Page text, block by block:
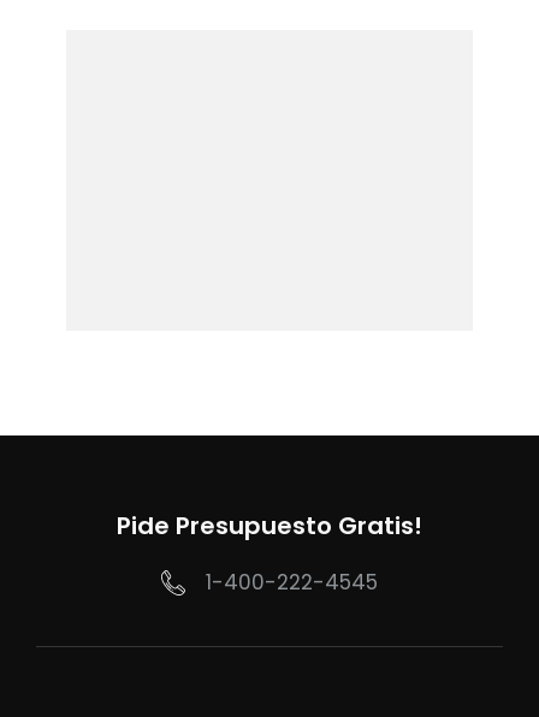
Pide Presupuesto Gratis!
1-400-222-4545